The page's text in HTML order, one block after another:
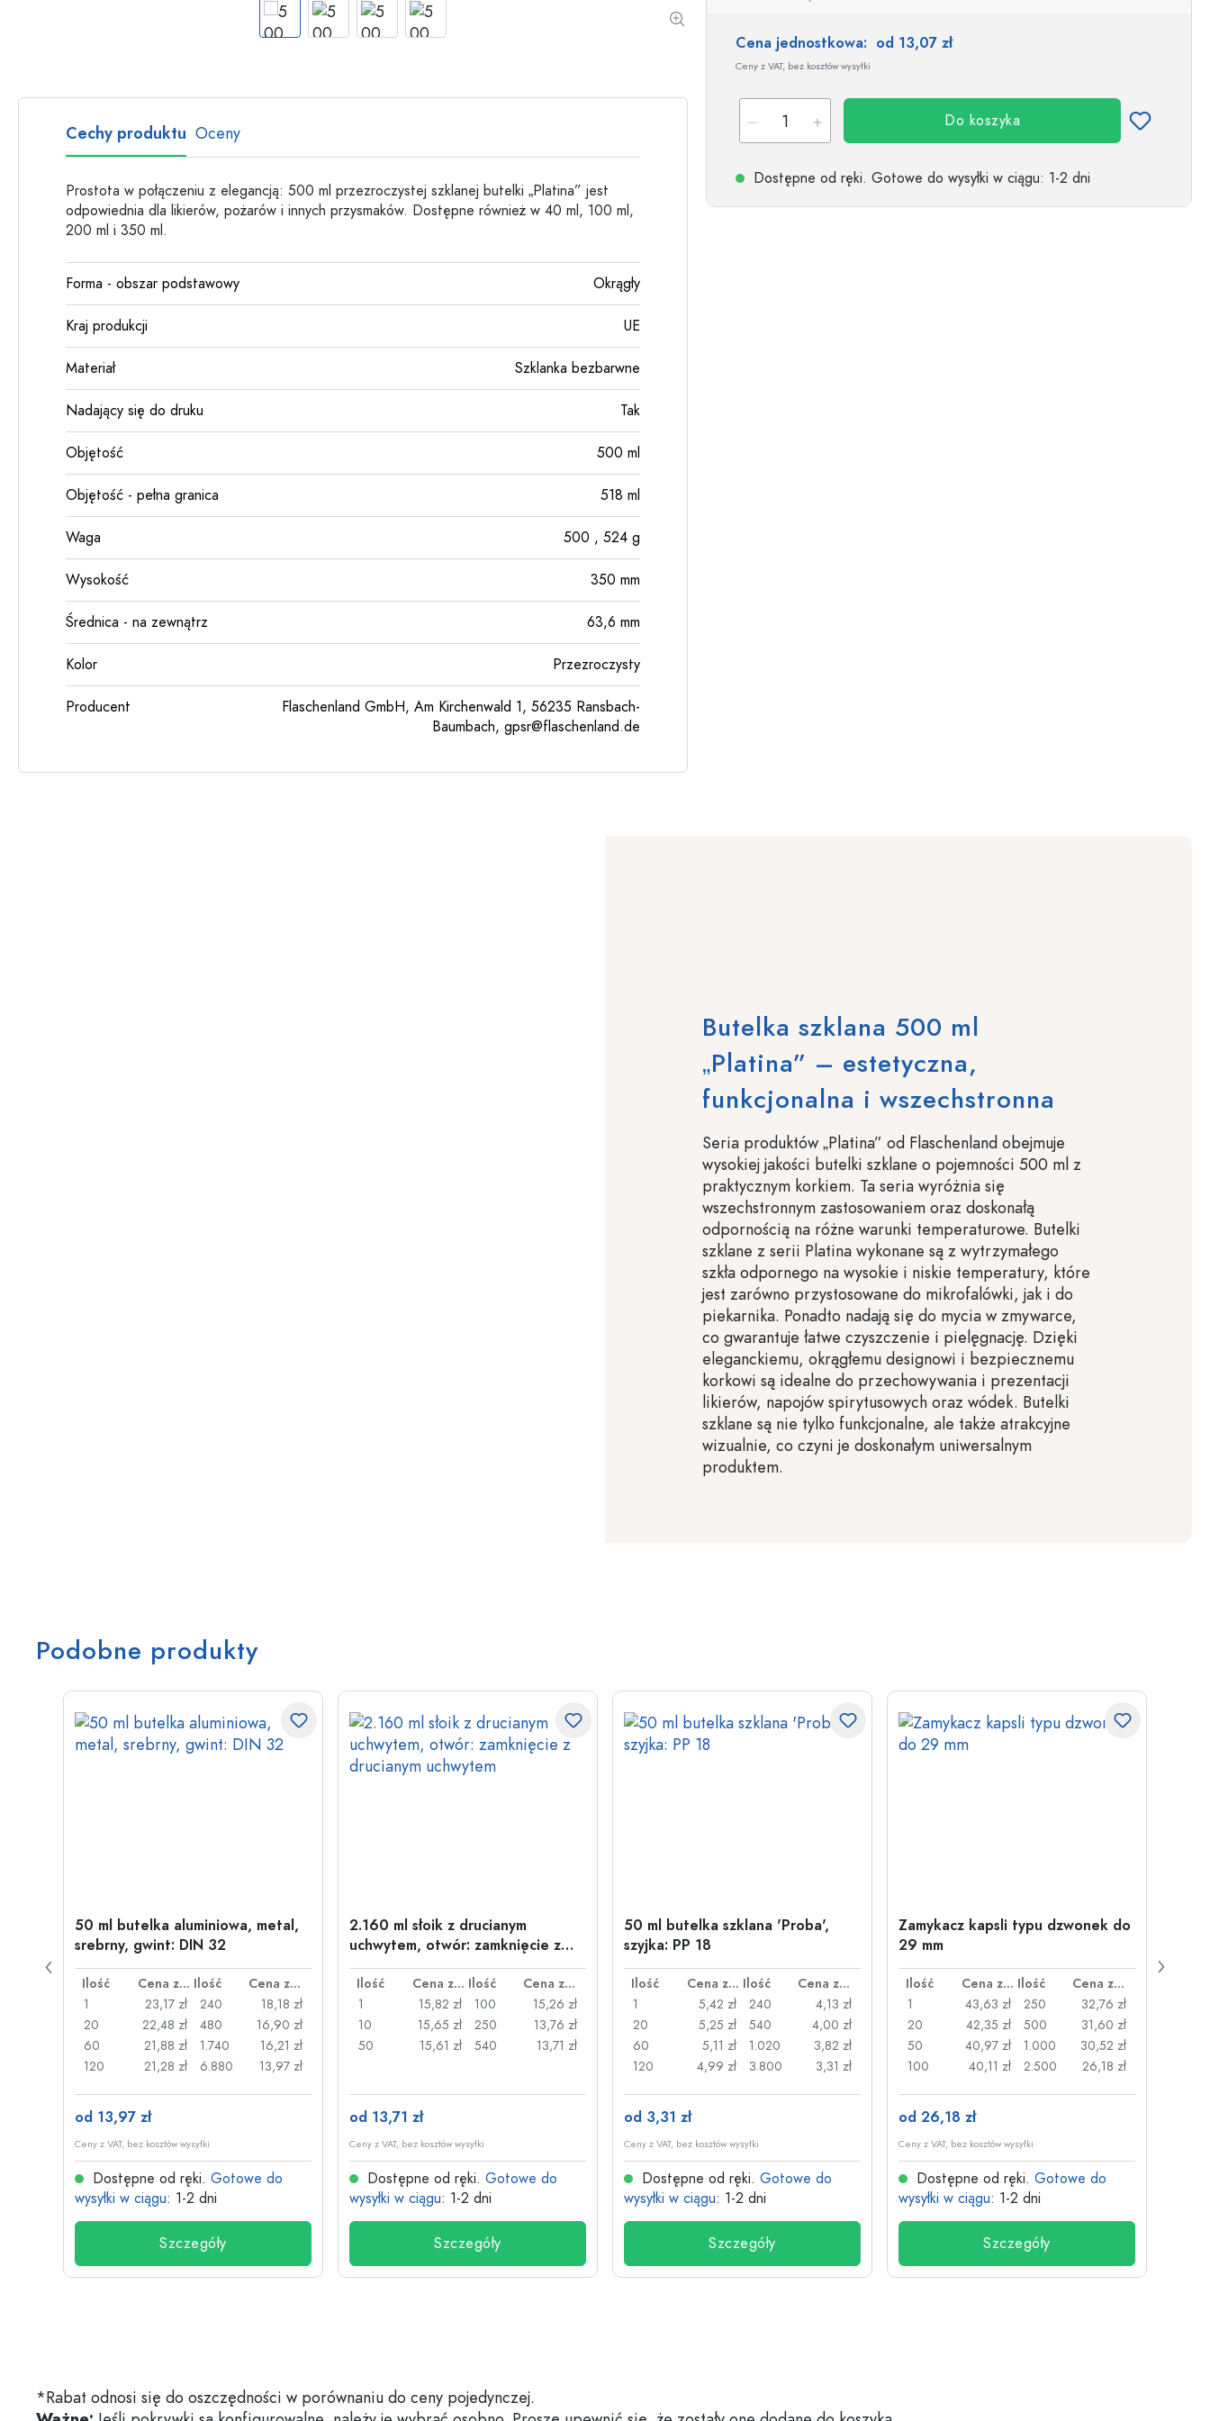
Butelki szklane
Butelki plastikowe
Cena jednostkowa: od 13,07 zł
Ceny z VAT, bez kosztów wysyłki
Do koszyka
Dostępne od ręki. Gotowe do wysyłki w ciągu: 1-2 dni
Cechy produktu Oceny
Prostota w połączeniu z elegancją: 500 ml przezroczystej szklanej butelki „Platina” jest
odpowiednia dla likierów, pożarów i innych przysmaków. Dostępne również w 40 ml, 100 ml,
200 ml i 350 ml.
Forma - obszar podstawowy Okrągły
Kraj produkcji UE
Materiał Szklanka bezbarwne
Nadający się do druku Tak
Objętość 500 ml
Objętość - pełna granica 518 ml
Waga 500 , 524 g
Wysokość 350 mm
Średnica - na zewnątrz 63,6 mm
Kolor Przezroczysty
Producent
Flaschenland GmbH, Am Kirchenwald 1, 56235 Ransbach-
Baumbach, gpsr@flaschenland.de
Butelka szklana 500 ml
„Platina” – estetyczna,
funkcjonalna i wszechstronna
Seria produktów „Platina” od Flaschenland obejmuje
wysokiej jakości butelki szklane o pojemności 500 ml z
praktycznym korkiem. Ta seria wyróżnia się
wszechstronnym zastosowaniem oraz doskonałą
odpornością na różne warunki temperaturowe. Butelki
szklane z serii Platina wykonane są z wytrzymałego
szkła odpornego na wysokie i niskie temperatury, które
jest zarówno przystosowane do mikrofalówki, jak i do
piekarnika. Ponadto nadają się do mycia w zmywarce,
co gwarantuje łatwe czyszczenie i pielęgnację. Dzięki
eleganckiemu, okrągłemu designowi i bezpiecznemu
korkowi są idealne do przechowywania i prezentacji
likierów, napojów spirytusowych oraz wódek. Butelki
szklane są nie tylko funkcjonalne, ale także atrakcyjne
wizualnie, co czyni je doskonałym uniwersalnym
produktem.
Podobne produkty
50 ml butelka aluminiowa, metal,
srebrny, gwint: DIN 32
Ilość Cena za sztukę Ilość
Cena za sztukę
1
23,17 zł
20
22,48 zł
60
21,88 zł
120
21,28 zł
240
18,18 zł
480
16,90 zł
1.740
16,21 zł
6.880
13,97 zł
od 13,97 zł
Ceny z VAT, bez kosztów wysyłki
Dostępne od ręki. Gotowe do
wysyłki w ciągu: 1-2 dni
Szczegóły
2.160 ml słoik z drucianym
uchwytem, otwór: zamknięcie z
drucianym uchwytem
Ilość Cena za sztukę Ilość
Cena za sztukę
1
15,82 zł
10
15,65 zł
50
15,61 zł
100
15,26 zł
250
13,76 zł
540
13,71 zł
od 13,71 zł
Ceny z VAT, bez kosztów wysyłki
Dostępne od ręki. Gotowe do
wysyłki w ciągu: 1-2 dni
Szczegóły
50 ml butelka szklana 'Proba',
szyjka: PP 18
Ilość Cena za sztukę Ilość
Cena za sztukę
1
5,42 zł
20
5,25 zł
60
5,11 zł
120
4,99 zł
240
4,13 zł
540
4,00 zł
1.020
3,82 zł
3.800
3,31 zł
od 3,31 zł
Ceny z VAT, bez kosztów wysyłki
Dostępne od ręki. Gotowe do
wysyłki w ciągu: 1-2 dni
Szczegóły
Zamykacz kapsli typu dzwonek do
29 mm
Ilość Cena za sztukę Ilość
Cena za sztukę
1
43,63 zł
20
42,35 zł
50
40,97 zł
100
40,11 zł
250
32,76 zł
500
31,60 zł
1.000
30,52 zł
2.500
26,18 zł
od 26,18 zł
Ceny z VAT, bez kosztów wysyłki
Dostępne od ręki. Gotowe do
wysyłki w ciągu: 1-2 dni
Szczegóły
*Rabat odnosi się do oszczędności w porównaniu do ceny pojedynczej.